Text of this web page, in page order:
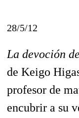
28/5/12
La devoción
de Keigo
profesor de
encubrir a su